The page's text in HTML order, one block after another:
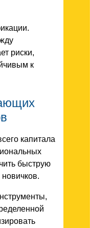
риски,
к
капитала
быструю